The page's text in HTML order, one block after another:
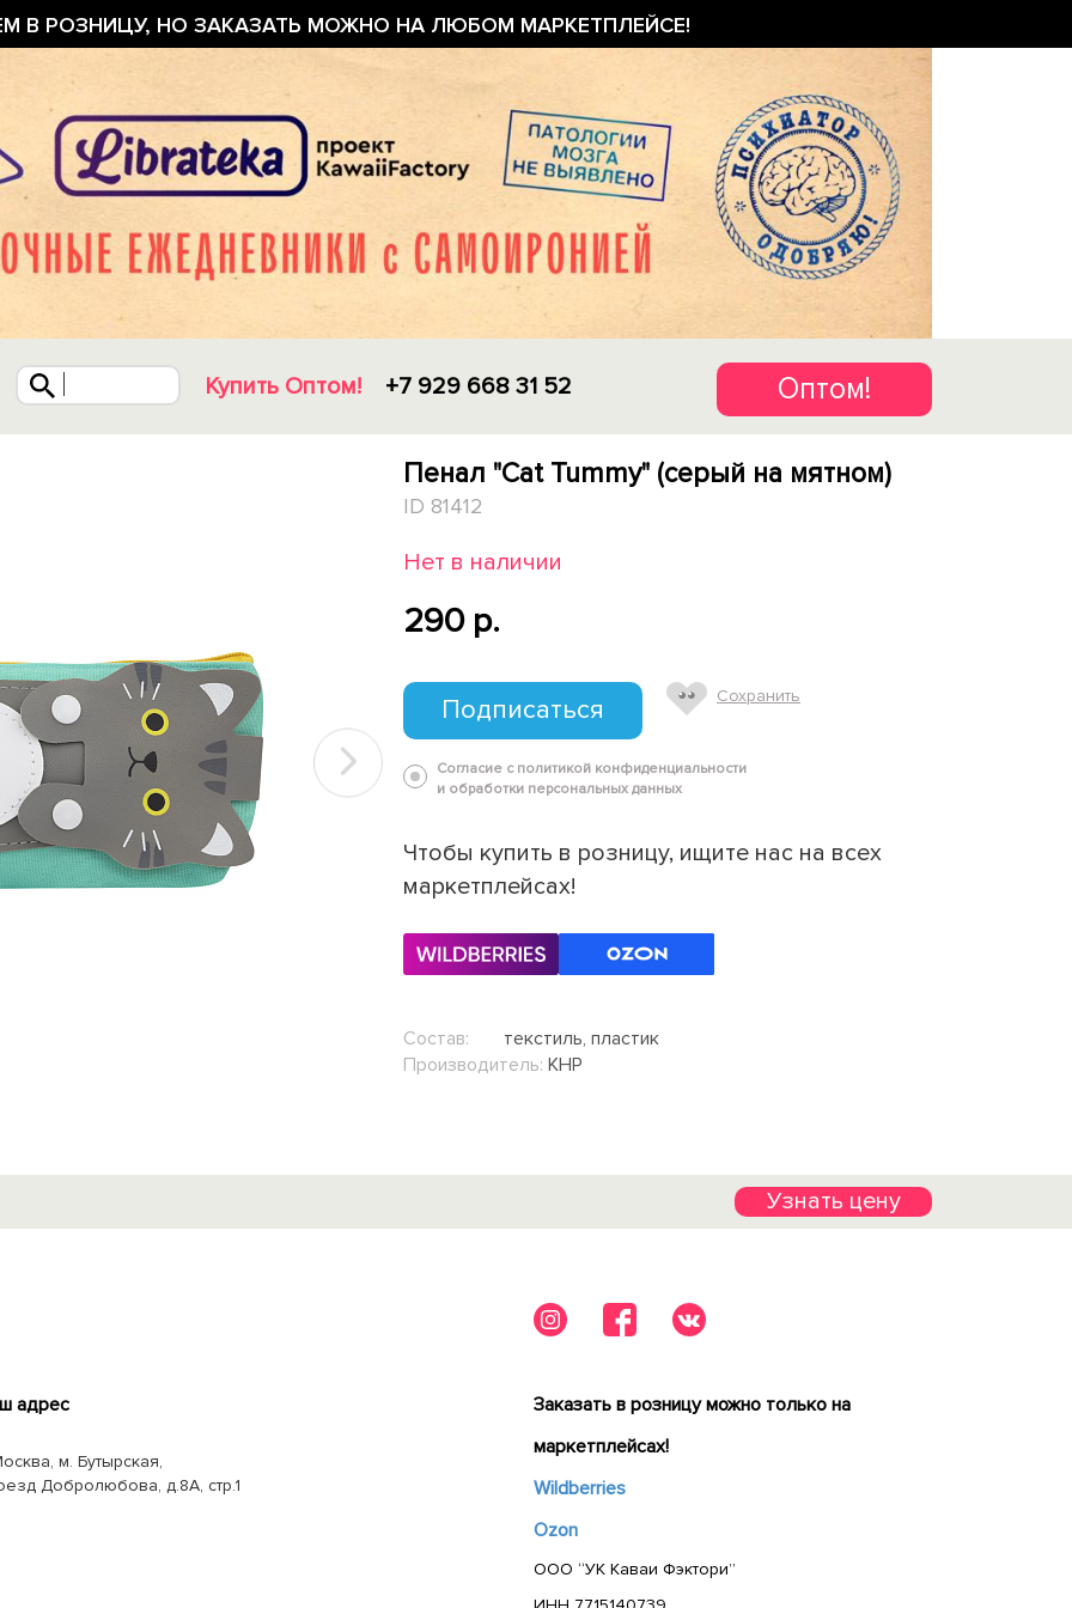
В РОЗНИЦУ, НО ЗАКАЗАТЬ МОЖНО НА ЛЮБОМ МАРКЕТПЛЕЙСЕ!
Купить Оптом! +7 929 668 31 52 Оптом!
Пенал "Cat Tummy" (серый на мятном)
ID 81412
Нет в наличии
290 p.
Подписаться Сохранить
Согласие с политикой конфиденциальности
и обработки персональных данных
Чтобы купить в розницу, ищите нас на всех
маркетплейсах!
Состав:
текстиль, пластик
Производитель: КНР
Узнать цену
адрес
м. Бутырская,
Добролюбова, д.8А, стр.1
Заказать в розницу можно только на
маркетплейсах!
Wildberries
Ozon
ООО “УК Каваи Фэктори”